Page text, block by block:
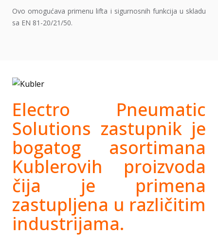
Ovo omogućava primenu lifta i sigurnosnih funkcija u skladu
sa EN 81-20/21/50.
Electro Pneumatic
Solutions zastupnik je
bogatog asortimana
Kublerovih proizvoda
čija je primena
zastupljena u različitim
industrijama.